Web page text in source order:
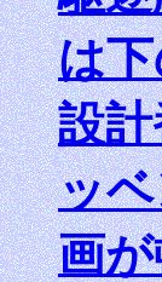
は
設
ッ
画